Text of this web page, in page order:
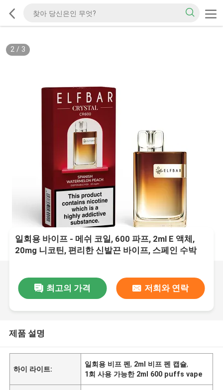
2/ 3
일회용 바이프 - 메쉬 코일, 600 파프, 2ml E 액체,
20mg 니코틴, 편리한 신발끈 바이프, 스페인 수박
최고의 가격 저희와 연락
제품 설명
하이 라이트:
일회용 비프 펜, 2ml 비프 펜 캡슐,
1회 사용 가능한 2ml 600 puffs vape